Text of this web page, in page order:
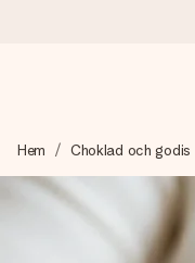
Vi skapar din gåva
4,6 (baserat
Hem Choklad och godis